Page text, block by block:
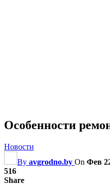
Особенности
Новости
By avgrodno.by On Фев
516
Share